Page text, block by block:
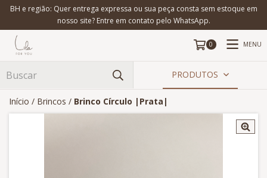
BH e região: Quer entrega expressa ou sua peça consta sem estoque em
nosso site? Entre em contato pelo WhatsApp.
0 MENU
PRODUTOS
Início / Brincos / Brinco Círculo |Prata|